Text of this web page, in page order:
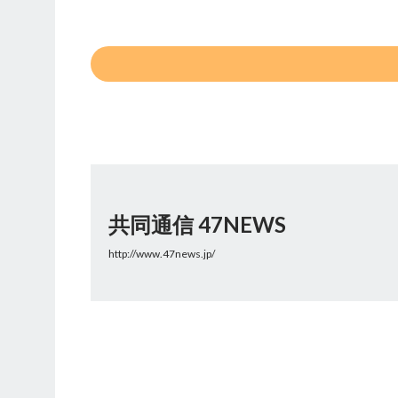
共同通信 47NEWS
http://www.47news.jp/